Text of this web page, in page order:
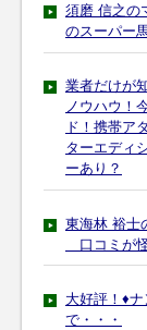
須磨 信之の
のスーパー
業者だけが
ノウハウ！
ド！携帯ア
ターエディ
ーあり？
東海林 裕士
口コミが
大好評！♦
で・・・